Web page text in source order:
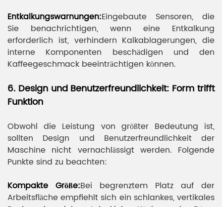
Entkalkungswarnungen:Eingebaute Sensoren, die
Sie benachrichtigen, wenn eine Entkalkung
erforderlich ist, verhindern Kalkablagerungen, die
interne Komponenten beschädigen und den
Kaffeegeschmack beeinträchtigen können.
6. Design und Benutzerfreundlichkeit: Form trifft
Funktion
Obwohl die Leistung von größter Bedeutung ist,
sollten Design und Benutzerfreundlichkeit der
Maschine nicht vernachlässigt werden. Folgende
Punkte sind zu beachten:
Kompakte Größe:Bei begrenztem Platz auf der
Arbeitsfläche empfiehlt sich ein schlankes, vertikales